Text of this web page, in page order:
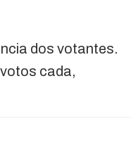
dos votantes.
cada,